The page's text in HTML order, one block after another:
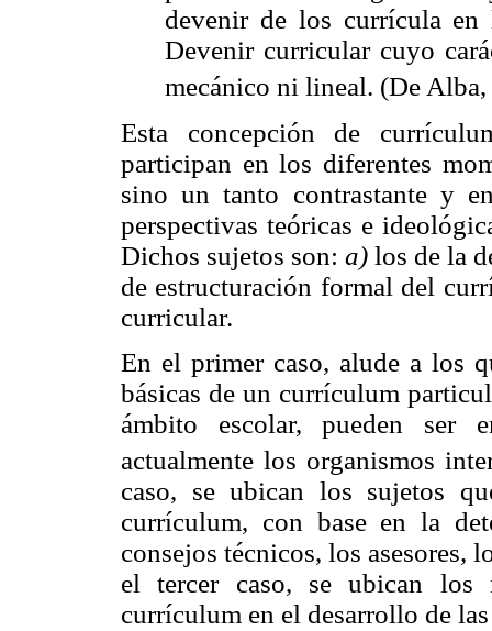
devenir de los currícula en
Devenir curricular cuyo
mecánico ni lineal. (De
Esta concepción de
participan en los diferentes
sino un tanto contrastante y
perspectivas teóricas e
Dichos sujetos son: a) los de la
de estructuración formal del
curricular.
En el primer caso, alude a los
básicas de un currículum
ámbito escolar, pueden ser
actualmente los organismos
caso, se ubican los sujetos
currículum, con base en la
consejos técnicos, los asesores,
el tercer caso, se ubican los
currículum en el desarrollo de